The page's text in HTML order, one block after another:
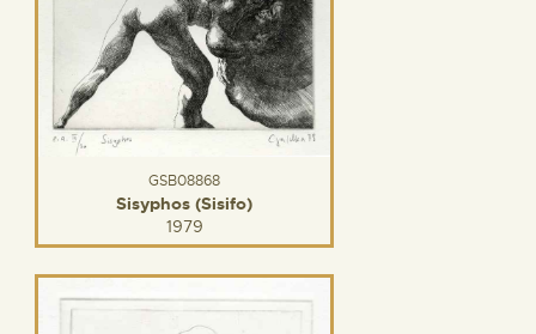
GSB08868
Sisyphos (Sisifo)
1979